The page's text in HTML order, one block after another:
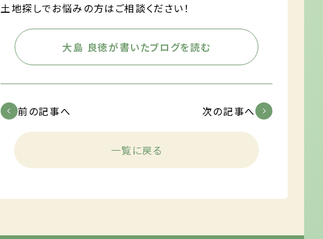
土地探しでお悩みの方はご相談ください！
大島 良徳が書いたブログを読む
前の記事へ 次の記事へ
一覧に戻る